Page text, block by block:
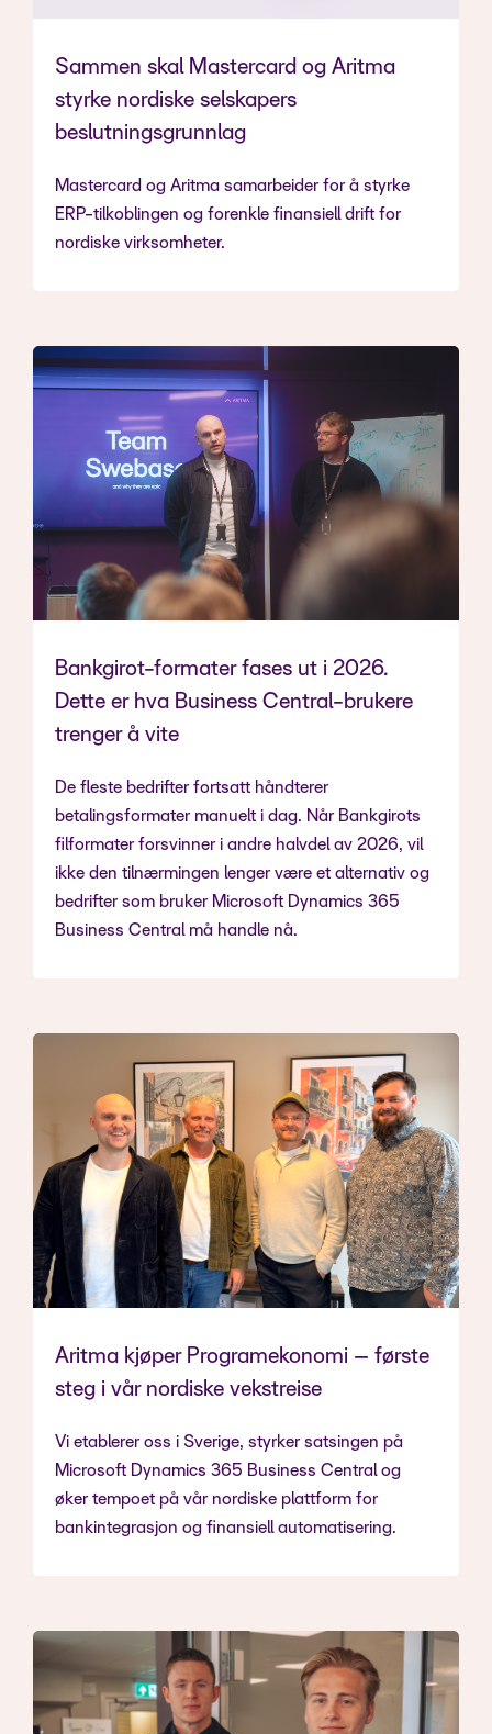
Sammen skal Mastercard og Aritma
styrke nordiske selskapers
beslutningsgrunnlag
Mastercard og Aritma samarbeider for å styrke
ERP-tilkoblingen og forenkle finansiell drift for
nordiske virksomheter.
Bankgirot-formater fases ut i 2026.
Dette er hva Business Central-brukere
trenger å vite
De fleste bedrifter fortsatt håndterer
betalingsformater manuelt i dag. Når Bankgirots
filformater forsvinner i andre halvdel av 2026, vil
ikke den tilnærmingen lenger være et alternativ og
bedrifter som bruker Microsoft Dynamics 365
Business Central må handle nå.
Aritma kjøper Programekonomi – første
steg i vår nordiske vekstreise
Vi etablerer oss i Sverige, styrker satsingen på
Microsoft Dynamics 365 Business Central og
øker tempoet på vår nordiske plattform for
bankintegrasjon og finansiell automatisering.